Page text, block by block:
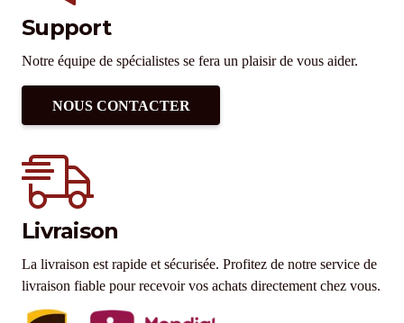
Support
Notre équipe de spécialistes se fera un plaisir de vous aider.
NOUS CONTACTER
Livraison
La livraison est rapide et sécurisée. Profitez de notre service de
livraison fiable pour recevoir vos achats directement chez vous.